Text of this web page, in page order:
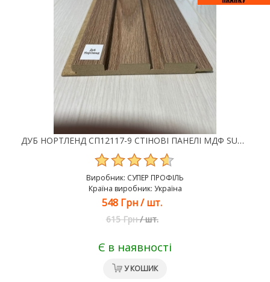
ДУБ НОРТЛЕНД СП12117-9 СТІНОВІ ПАНЕЛІ МДФ SUPER PROFIL
Виробник: СУПЕР ПРОФІЛЬ
Країна виробник: Україна
548 Грн/шт.
615 Грн /шт.
Є в наявності
У КОШИК